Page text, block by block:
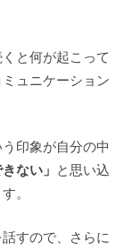
と何が起こって
ュニケーション
印象が自分の中
ない」 と思い込
。
すので、さらに